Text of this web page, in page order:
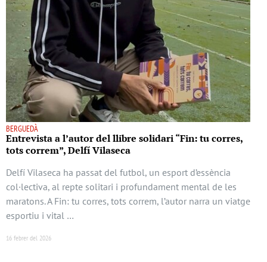
BERGUEDÀ
Entrevista a l’autor del llibre solidari “Fin: tu corres,
tots correm”, Delfí Vilaseca
Delfí Vilaseca ha passat del futbol, un esport d’essència
col·lectiva, al repte solitari i profundament mental de les
maratons. A Fin: tu corres, tots correm, l’autor narra un viatge
esportiu i vital …
16 febrer del 2026